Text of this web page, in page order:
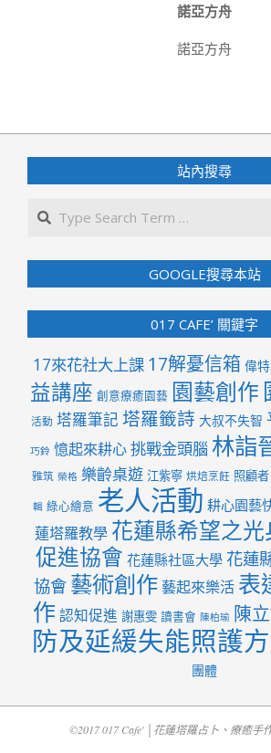
諾亞方舟
諾亞方舟
03-
19
站內搜尋
GOOGLE搜尋本站
017 CAFE’ 關鍵字
17來花社大上課 17解憂信箱 偉
益講座 創意療癒園藝 園藝創作
活動 塔羅筆記 塔羅籤詩 大叔不失智
巧鈴 憶起來耕心挑戰金頭腦 林詣
雅筑 榮格 樂齡桌遊 江紫寧 烘焙烹飪 照顧者
輯 綠心繪意 老人活動 耕心園藝
蓮塔羅教學 花蓮縣希望之
促進協會 花蓮縣社區大學 花蓮
協會 藝術創作藝起來樂活 表
作 認知促進 謝惠雯 讀書會 陳柏瑜 陳
防及延緩失能照護
團體
©2017 017 Cafe' │花蓮塔羅占卜、療癒手